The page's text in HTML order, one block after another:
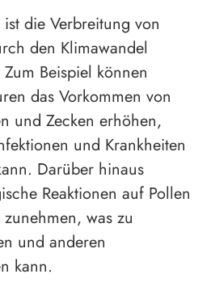
die Verbreitung von
den Klimawandel
Beispiel können
das Vorkommen von
und Zecken erhöhen,
und Krankheiten
Darüber hinaus
Reaktionen auf Pollen
was zu
und anderen
kann.